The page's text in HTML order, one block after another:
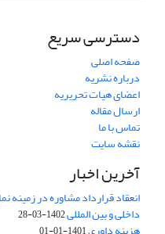
دسترسی سریع
صفحه اصلی
درباره نشریه
اعضای هیات تحریریه
ارسال مقاله
تماس با ما
نقشه سایت
آخرین اخبار
انعقاد قرارداد مشاوره در زمینه
داخلی و بین المللی1402-03-28